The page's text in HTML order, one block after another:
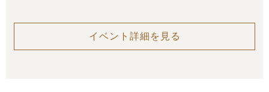
イベント詳細を見る